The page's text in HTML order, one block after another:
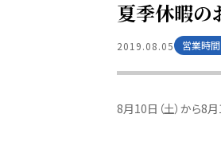
夏季休暇の
2019.08.05 営業時間
8月10日（土）から8